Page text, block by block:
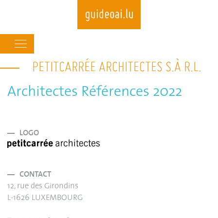
Skip
to
content
navigation
PETITCARRÉE ARCHITECTES S.À R.L.
Architectes Références 2022
LOGO
CONTACT
12, rue des Girondins
L-1626 LUXEMBOURG